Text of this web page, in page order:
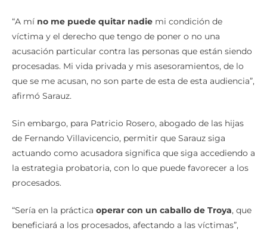
“A mí no me puede quitar nadie mi condición de
víctima y el derecho que tengo de poner o no una
acusación particular contra las personas que están siendo
procesadas. Mi vida privada y mis asesoramientos, de lo
que se me acusan, no son parte de esta de esta audiencia”,
afirmó Sarauz.
Sin embargo, para Patricio Rosero, abogado de las hijas
de Fernando Villavicencio, permitir que Sarauz siga
actuando como acusadora significa que siga accediendo a
la estrategia probatoria, con lo que puede favorecer a los
procesados.
“Sería en la práctica operar con un caballo de Troya, que
beneficiará a los procesados, afectando a las víctimas”,